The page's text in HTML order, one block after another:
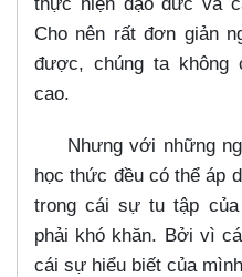
Cho nên rất đơn giản
được, chúng ta
cao.
Nhưng với những
học thức đều có thể áp
trong cái sự tu tập
phải khó khăn. Bởi vì
cái sự hiểu biết của